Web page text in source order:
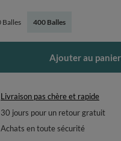
Balles 400 Balles
Ajouter au panier
Livraison pas chère et rapide
30 jours pour un retour gratuit
Achats en toute sécurité